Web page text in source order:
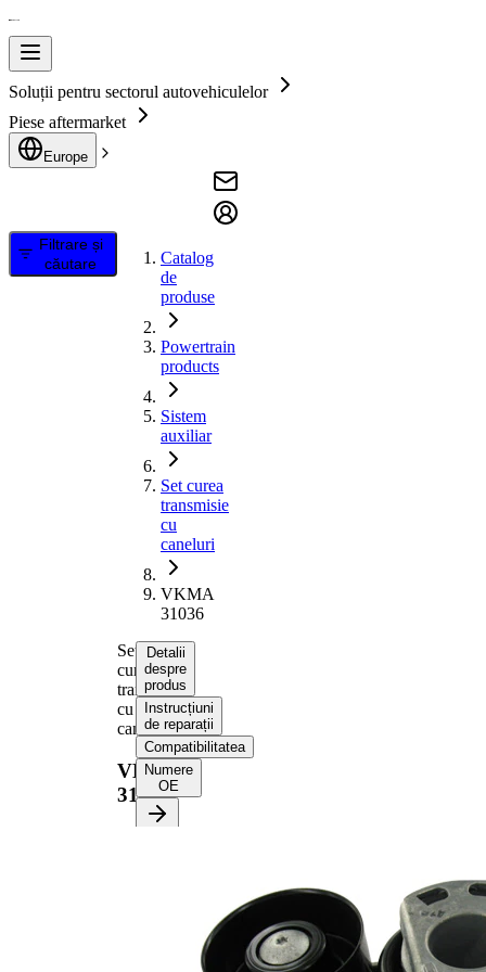
Soluții pentru sectorul autovehiculelor
Piese aftermarket
Europe
Filtrare și
căutare
Catalog
de
produse
Powertrain
products
Sistem
auxiliar
Set curea
transmisie
cu
caneluri
VKMA
31036
Set
curea
transmisie
cu
caneluri
VKMA
31036
Detalii
despre
produs
Instrucțiuni
de reparații
Compatibilitatea
Numere
OE
996 mm
Numar nervuri
6
Verificați